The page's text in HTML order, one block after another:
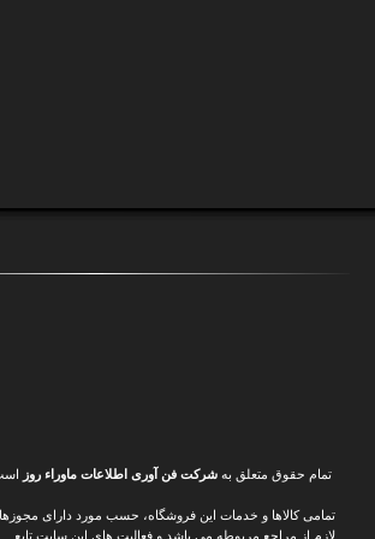
تمام حقوق متعلق بهشرکت فن آوری اطلاعات ماوراء روز
تمامی کالاها و خدمات این فروشگاه، حسب مورد دارای
لازم از مراجع مربوطه می باشد و فعالیت های این سایت تابع